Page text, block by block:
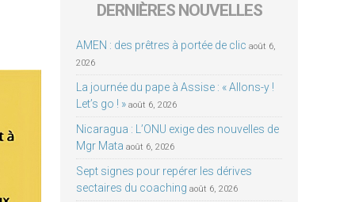
DERNIÈRES NOUVELLES
AMEN : des prêtres à portée de clic août 6,
2026
La journée du pape à Assise : « Allons-y !
Let’s go ! » août 6, 2026
Nicaragua : L’ONU exige des nouvelles de
Mgr Mata août 6, 2026
Sept signes pour repérer les dérives
sectaires du coaching août 6, 2026